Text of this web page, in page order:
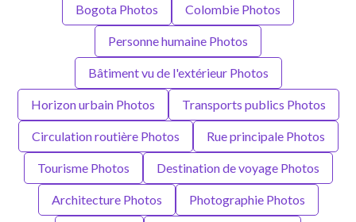
Bogota Photos Colombie Photos
Personne humaine Photos
Bâtiment vu de l'extérieur Photos
Horizon urbain Photos Transports publics Photos
Circulation routière Photos Rue principale Photos
Tourisme Photos Destination de voyage Photos
Architecture Photos Photographie Photos